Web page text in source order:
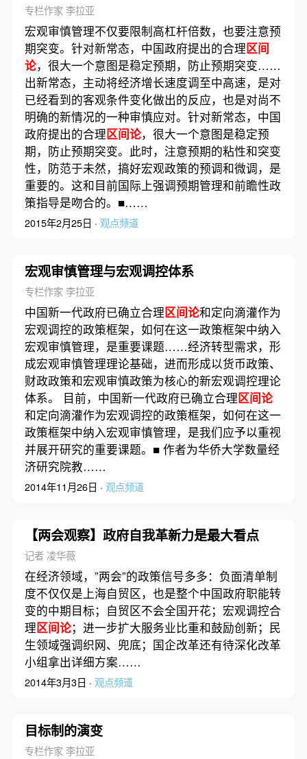
专栏作家 李拉亚
宏观审慎管理不仅要限制高杠杆倍数，也要注意预
期突变。针对新常态，中国政府提出的合理区间
论，很大一个意图是稳定预期，防止预期突变……
出新常态，主动将经济增长速度调至中高速，是对
已经看到的客观条件变化做出的反应，也是对尚不
明确的新情况的一种审慎应对。针对新常态，中国
政府提出的合理区间论，很大一个意图是稳定预
期，防止预期突变。此时，注意预期的粘性和突变
性，防范于未然，搞好宏观政策的预调和微调，是
重要的。这和目前国际上强调预期管理和前瞻性政
策指导是吻合的。■……
2015年2月25日 · 观点频道
宏观审慎管理与宏观调控体系
专栏作家 李拉亚
中国新一代政府已确立合理区间论和定向滴灌作为
宏观调控的政策框架，如何在这一政策框架中纳入
宏观审慎管理，是重要课题……经济转型需求，形
成宏观审慎管理理论基础，进而形成以货币政策、
财政政策和宏观审慎政策为核心的新宏观调控理论
体系。 目前，中国新一代政府已确立合理区间论
和定向滴灌作为宏观调控的政策框架，如何在这一
政策框架中纳入宏观审慎管理，是我们应予以重视
并展开研究的重要课题。■ 作者为华侨大学数量经
济研究院教……
2014年11月26日 · 观点频道
【两会观察】政府自我革新力是最大看点
记者 凌华薇
在经济领域，”两会”的政策信号多多：负面清单制
度不仅仅是上海自贸区，也是整个中国政府职能转
变的中期目标；自贸区不会全国开花；宏观调控合
理区间论；进一步扩大服务业比重和鼓励创新；民
生领域强调织网、兜底；国企改革还有待深化改革
小组拿出详细方案……
2014年3月3日 · 观点频道
目标制的演变
专栏作家 李拉亚